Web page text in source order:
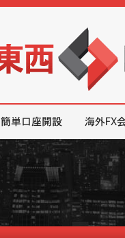
簡単口座開設 海外FX